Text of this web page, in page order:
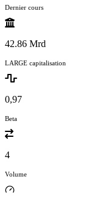
Dernier cours
42.86 Mrd
LARGE capitalisation
0,97
Beta
4
Volume